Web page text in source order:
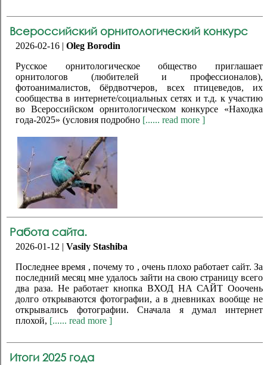
Всероссийский орнитологический конкурс
2026-02-16 | Oleg Borodin
Русское орнитологическое общество приглашает
орнитологов (любителей и профессионалов),
фотоанималистов, бёрдвотчеров, всех птицеведов, их
сообщества в интернете/социальных сетях и т.д. к участию
во Всероссийском орнитологическом конкурсе «Находка
года-2025» (условия подробно [...... read more ]
Работа сайта.
2026-01-12 | Vasily Stashiba
Последнее время , почему то , очень плохо работает сайт. За
последний месяц мне удалось зайти на свою страницу всего
два раза. Не работает кнопка ВХОД НА САЙТ Ооочень
долго открываются фотографии, а в дневниках вообще не
открывались фотографии. Сначала я думал интернет
плохой, [...... read more ]
Итоги 2025 года